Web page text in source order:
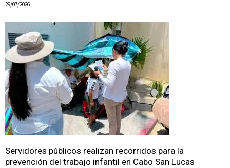
29/07/2026
Servidores públicos realizan recorridos para la
prevención del trabajo infantil en Cabo San Lucas